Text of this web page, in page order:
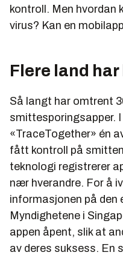
kontroll. Men hvordan
virus? Kan en
Flere land
Så langt har omtrent
smittesporingsapper.
«TraceTogether» én
fått kontroll på
teknologi registrerer
nær hverandre. For å
informasjonen på den
Myndighetene i
appen åpent, slik at
av deres suksess. En